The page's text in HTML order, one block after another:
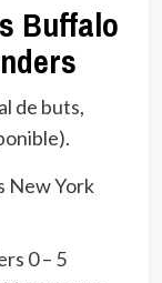
Buffalo
de buts,
New York
0 – 5